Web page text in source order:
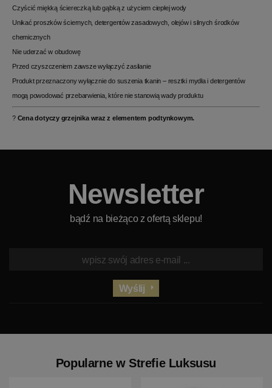
Czyścić miękką ściereczką lub gąbką z użyciem ciepłej wody
Unikać proszków ściernych, detergentów zasadowych, olejów i silnych środków
chemicznych
Nie uderzać w obudowę
Przed czyszczeniem zawsze wyłączyć zasilanie
Produkt przeznaczony wyłącznie do suszenia tkanin – resztki mydła i detergentów
mogą powodować przebarwienia, które nie stanowią wady produktu
? Cena dotyczy grzejnika wraz z elementem podtynkowym.
Newsletter
bądź na bieżąco z ofertą sklepu!
Wyślij
Popularne w Strefie Luksusu